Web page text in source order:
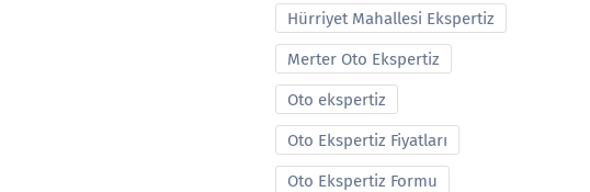
Hürriyet Mahallesi Ekspertiz
Merter Oto Ekspertiz
Oto ekspertiz
Oto Ekspertiz Fiyatları
Oto Ekspertiz Formu